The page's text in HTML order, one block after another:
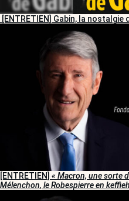
[ENTRETIEN] Gabin, la nostalgie
[ENTRETIEN] « Macron, une sorte
Mélenchon, le Robespierre en